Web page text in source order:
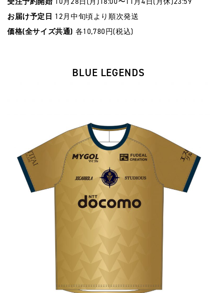
お届け予定⽇ 12⽉中旬頃より順次発送
価格(全サイズ共通) 各10,780円(税込)
BLUE LEGENDS